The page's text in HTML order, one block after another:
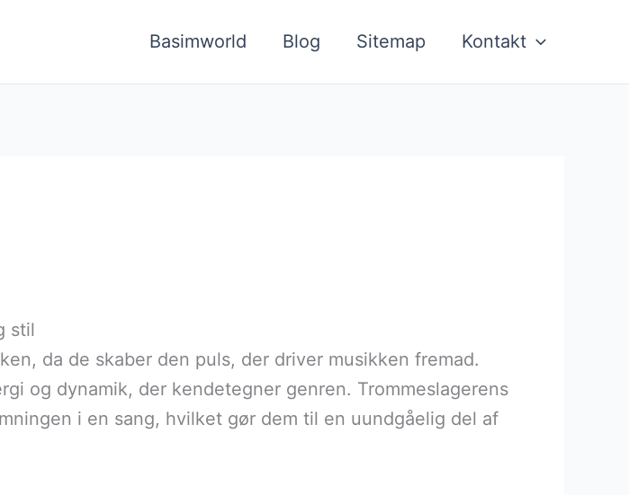
Basimworld Blog Sitemap Kontakt
stil
da de skaber den puls, der driver musikken fremad.
og dynamik, der kendetegner genren. Trommeslagerens
i en sang, hvilket gør dem til en uundgåelig del af